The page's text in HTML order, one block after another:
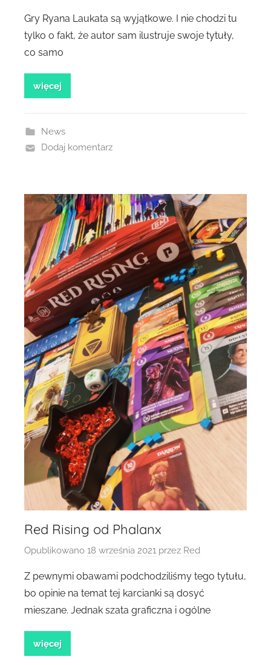
Gry Ryana Laukata są wyjątkowe. I nie chodzi tu
tylko o fakt, że autor sam ilustruje swoje tytuły,
co samo
więcej
News
Dodaj komentarz
Red Rising od Phalanx
Opublikowano 18 września 2021 przez Red
Z pewnymi obawami podchodziliśmy tego tytułu,
bo opinie na temat tej karcianki są dosyć
mieszane. Jednak szata graficzna i ogólne
więcej